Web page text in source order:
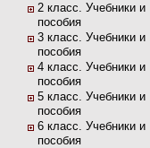
2 класс. Учебники и
пособия
3 класс. Учебники и
пособия
4 класс. Учебники и
пособия
5 класс. Учебники и
пособия
6 класс. Учебники и
пособия